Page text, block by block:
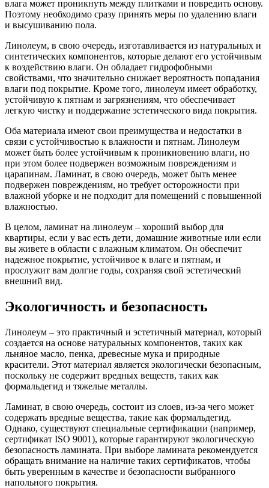
влага может проникнуть между плитками и повредить основу.
Поэтому необходимо сразу принять меры по удалению влаги
и высушиванию пола.
Линолеум, в свою очередь, изготавливается из натуральных и
синтетических компонентов, которые делают его устойчивым
к воздействию влаги. Он обладает гидрофобными
свойствами, что значительно снижает вероятность попадания
влаги под покрытие. Кроме того, линолеум имеет обработку,
устойчивую к пятнам и загрязнениям, что обеспечивает
легкую чистку и поддержание эстетического вида покрытия.
Оба материала имеют свои преимущества и недостатки в
связи с устойчивостью к влажности и пятнам. Линолеум
может быть более устойчивым к проникновению влаги, но
при этом более подвержен возможным повреждениям и
царапинам. Ламинат, в свою очередь, может быть менее
подвержен повреждениям, но требует осторожности при
влажной уборке и не подходит для помещений с повышенной
влажностью.
В целом, ламинат на линолеум – хороший выбор для
квартиры, если у вас есть дети, домашние животные или если
вы живете в области с влажным климатом. Он обеспечит
надежное покрытие, устойчивое к влаге и пятнам, и
прослужит вам долгие годы, сохраняя свой эстетический
внешний вид.
Экологичность и безопасность
Линолеум – это практичный и эстетичный материал, который
создается на основе натуральных компонентов, таких как
льняное масло, пенка, древесные мука и природные
красители. Этот материал является экологически безопасным,
поскольку не содержит вредных веществ, таких как
формальдегид и тяжелые металлы.
Ламинат, в свою очередь, состоит из слоев, из-за чего может
содержать вредные вещества, такие как формальдегид.
Однако, существуют специальные сертификации (например,
сертификат ISO 9001), которые гарантируют экологическую
безопасность ламината. При выборе ламината рекомендуется
обращать внимание на наличие таких сертификатов, чтобы
быть уверенным в качестве и безопасности выбранного
напольного покрытия.